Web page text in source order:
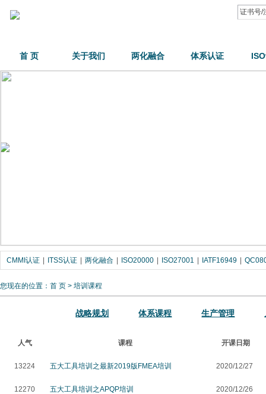
首 页 关于我们 两化融合 体系认证
CMMI认证 ITSS认证 两化融合 ISO20000 ISO27001 IATF16949
您现在的位置： 首 页 > 培训课程
战略规划 体系课程 生产管理
人气 课程 开课日期
13224 五大工具培训之最新2019版FMEA培训 2020/12/27
12270 五大工具培训之APQP培训 2020/12/26